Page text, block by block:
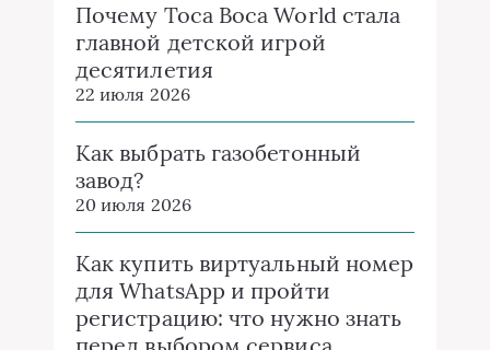
Почему Toca Boca World стала
главной детской игрой
десятилетия
22 июля 2026
Как выбрать газобетонный
завод?
20 июля 2026
Как купить виртуальный номер
для WhatsApp и пройти
регистрацию: что нужно знать